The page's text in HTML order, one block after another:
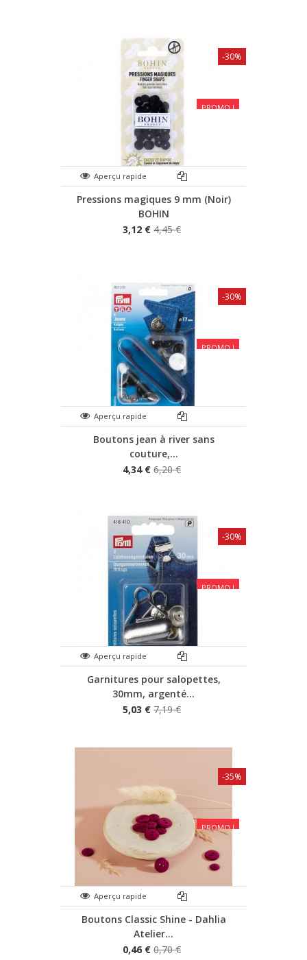
PROMO !
Aperçu rapide
Pressions magiques 9 mm (Noir)
BOHIN
3,12 € 4,45 €
-30%
PROMO !
Aperçu rapide
Boutons jean à river sans
couture,...
4,34 € 6,20 €
-30%
PROMO !
Aperçu rapide
Garnitures pour salopettes,
30mm, argenté...
5,03 € 7,19 €
-30%
PROMO !
Aperçu rapide
Boutons Classic Shine - Dahlia
Atelier...
0,46 € 0,70 €
-35%